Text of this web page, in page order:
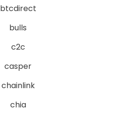
btcdirect
bulls
c2c
casper
chainlink
chia